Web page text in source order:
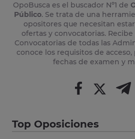
OpoBusca es el buscador Nº1 de
Público. Se trata de una
opositores que necesitan
ofertas y convocatorias.
Convocatorias de todas las
conoce los requisitos de acceso,
fechas de examen y
Top Oposiciones